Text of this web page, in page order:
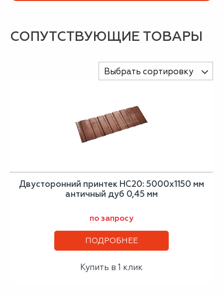
СОПУТСТВУЮЩИЕ ТОВАРЫ
Выбрать сортировку
Двусторонний принтек НС20: 5000x1150 мм
античный дуб 0,45 мм
по запросу
ПОДРОБНЕЕ
Купить в 1 клик